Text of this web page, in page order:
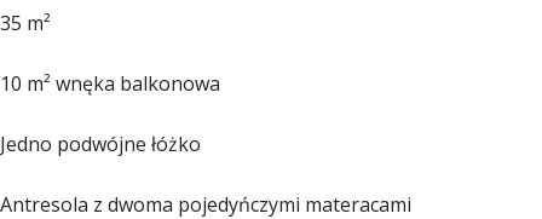
35 m²
10 m² wnęka balkonowa
Jedno podwójne łóżko
Antresola z dwoma pojedyńczymi materacami